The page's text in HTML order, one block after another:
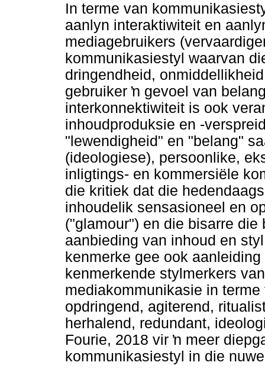
In terme van
aanlyn interaktiwiteit en
mediagebruikers
kommunikasiestyl waarvan
dringendheid,
gebruiker ŉ gevoel van
interkonnektiwiteit is ook
inhoudproduksie en -
"lewendigheid" en "belang"
(ideologiese), persoonlike,
inligtings- en kommersiële
die kritiek dat die
inhoudelik sensasioneel en
("glamour") en die bisarre
aanbieding van inhoud en
kenmerke gee ook
kenmerkende stylmerkers
mediakommunikasie in
opdringend, agiterend,
herhalend, redundant,
Fourie, 2018 vir ŉ meer
kommunikasiestyl in die